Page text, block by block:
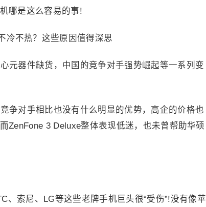
哪是这么容易的事!
元器件缺货，中国的竞争对手强势崛起等一系列变
争对手相比也没有什么明显的优势，高企的价格也
ZenFone 3 Deluxe整体表现低迷，也未曾帮助华硕
、索尼、LG等这些老牌手机巨头很“受伤”!没有像苹